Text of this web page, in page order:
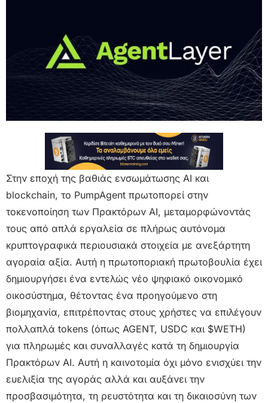
Στην εποχή της βαθιάς ενσωμάτωσης AI και
blockchain, το PumpAgent πρωτοπορεί στην
τοκενοποίηση των Πρακτόρων AI, μεταμορφώνοντάς
τους από απλά εργαλεία σε πλήρως αυτόνομα
κρυπτογραφικά περιουσιακά στοιχεία με ανεξάρτητη
αγοραία αξία. Αυτή η πρωτοποριακή πρωτοβουλία έχει
δημιουργήσει ένα εντελώς νέο ψηφιακό οικονομικό
οικοσύστημα, θέτοντας ένα προηγούμενο στη
βιομηχανία, επιτρέποντας στους χρήστες να επιλέγουν
πολλαπλά tokens (όπως AGENT, USDC και $WETH)
για πληρωμές και συναλλαγές κατά τη δημιουργία
Πρακτόρων AI. Αυτή η καινοτομία όχι μόνο ενισχύει την
ευελιξία της αγοράς αλλά και αυξάνει την
προσβασιμότητα, τη ρευστότητα και τη δικαιοσύνη των